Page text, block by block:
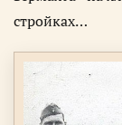
стройках…